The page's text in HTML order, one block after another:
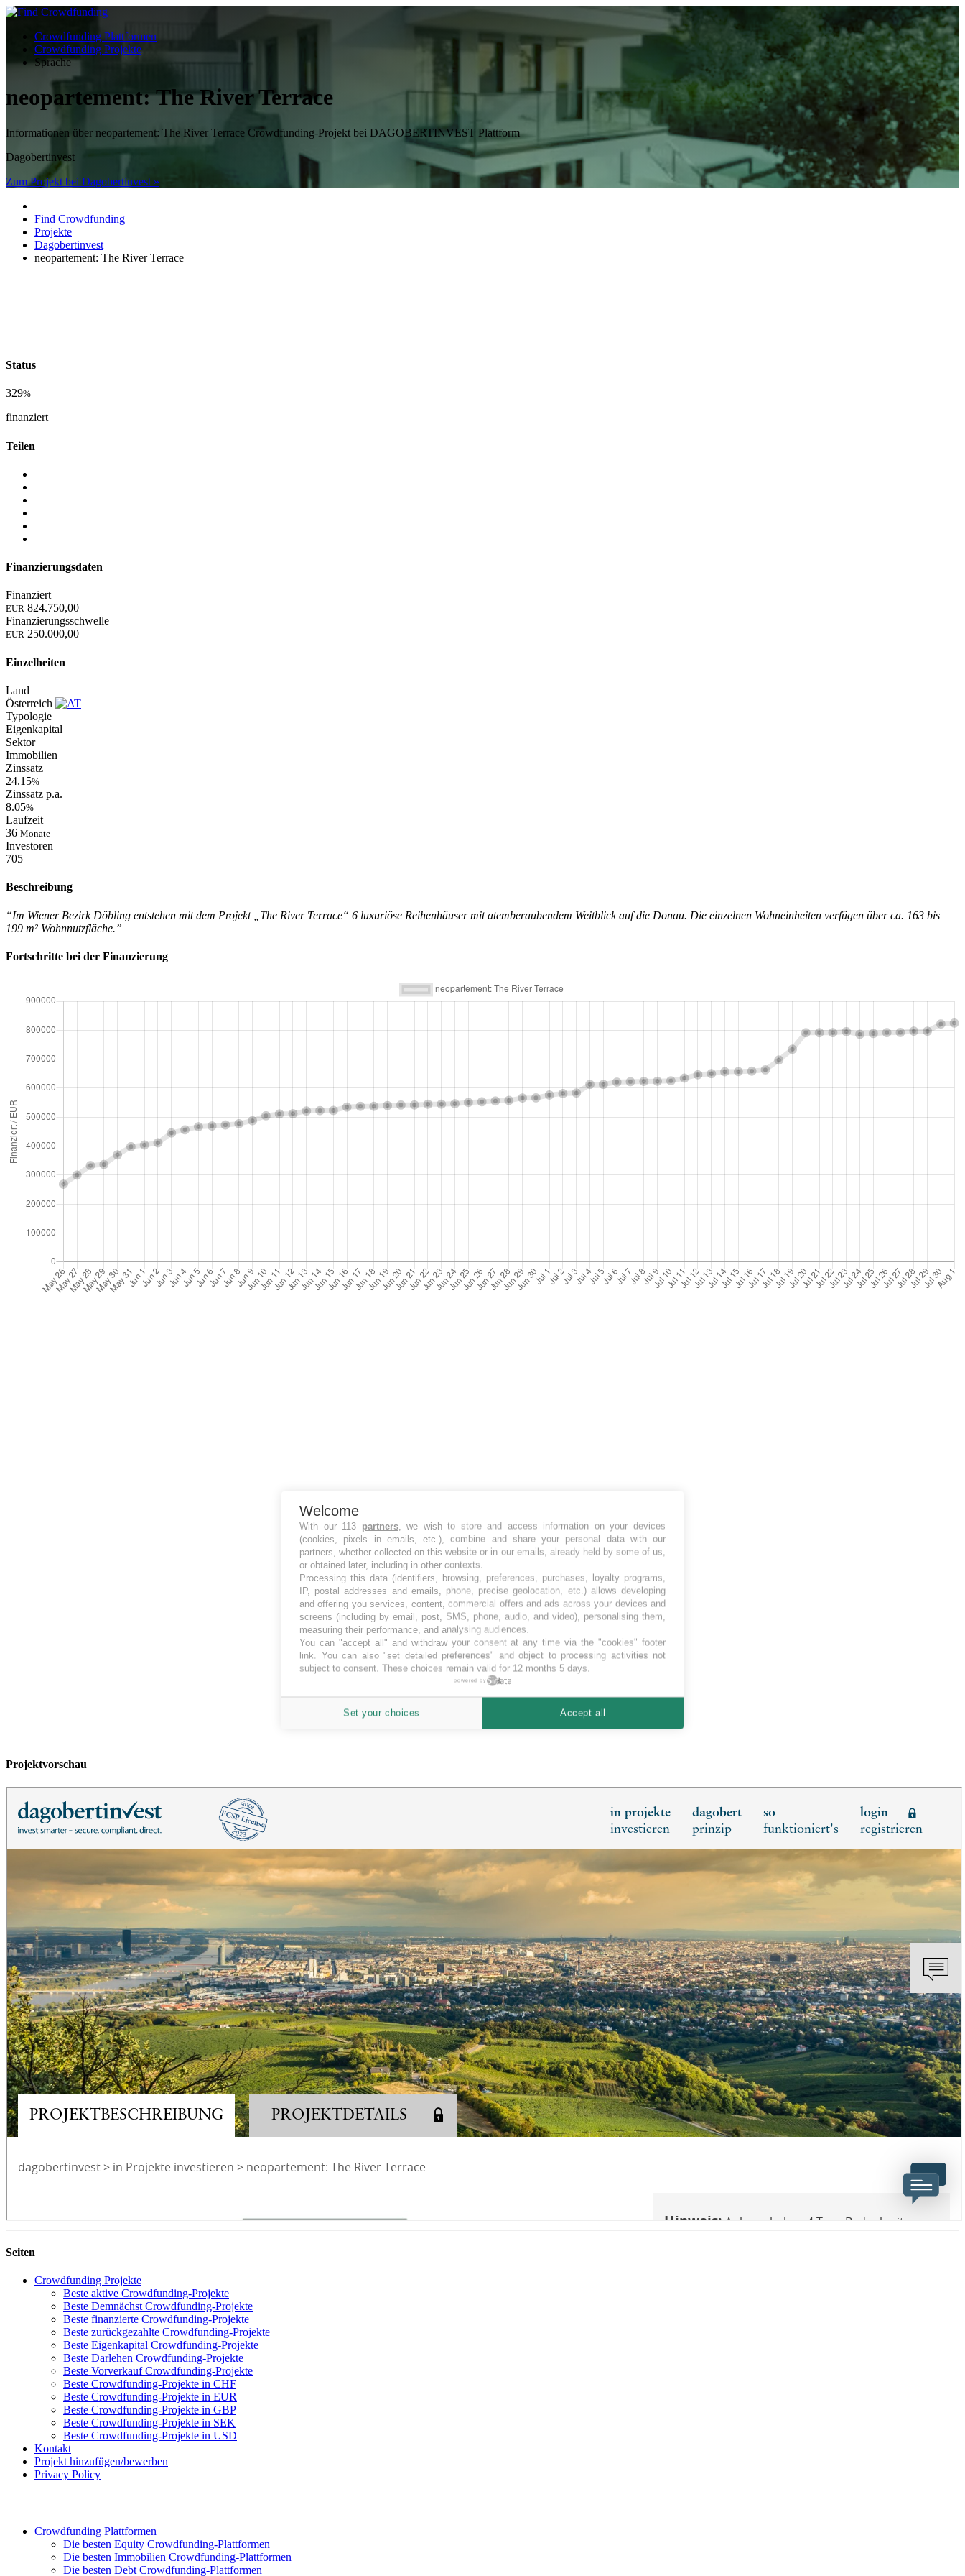
Crowdfunding Plattformen
Crowdfunding Projekte
Sprache
neopartement: The River Terrace
Informationen über neopartement: The River Terrace Crowdfunding-Projekt bei DAGOBERTINVEST Plattform
Dagobertinvest
Zum Projekt bei Dagobertinvest »
Find Crowdfunding
Projekte
Dagobertinvest
neopartement: The River Terrace
Status
329%
finanziert
Teilen
Finanzierungsdaten
Finanziert
EUR 824.750,00
Finanzierungsschwelle
EUR 250.000,00
Einzelheiten
Land
Österreich
Typologie
Eigenkapital
Sektor
Immobilien
Zinssatz
24.15%
Zinssatz p.a.
8.05%
Laufzeit
36 Monate
Investoren
705
Beschreibung
“Im Wiener Bezirk Döbling entstehen mit dem Projekt „The River Terrace“ 6 luxuriöse Reihenhäuser mit atemberaubendem Weitblick auf die Donau. Die einzelnen Wohneinheiten verfügen über ca. 163 bis
199 m² Wohnnutzfläche.”
Fortschritte bei der Finanzierung
Projektvorschau
Seiten
Crowdfunding Projekte
Beste aktive Crowdfunding-Projekte
Beste Demnächst Crowdfunding-Projekte
Beste finanzierte Crowdfunding-Projekte
Beste zurückgezahlte Crowdfunding-Projekte
Beste Eigenkapital Crowdfunding-Projekte
Beste Darlehen Crowdfunding-Projekte
Beste Vorverkauf Crowdfunding-Projekte
Beste Crowdfunding-Projekte in CHF
Beste Crowdfunding-Projekte in EUR
Beste Crowdfunding-Projekte in GBP
Beste Crowdfunding-Projekte in SEK
Beste Crowdfunding-Projekte in USD
Kontakt
Projekt hinzufügen/bewerben
Privacy Policy
Crowdfunding Plattformen
Die besten Equity Crowdfunding-Plattformen
Die besten Immobilien Crowdfunding-Plattformen
Die besten Debt Crowdfunding-Plattformen
Welcome
With our 113 partners, we wish to store and access information on your devices
(cookies, pixels in emails, etc.), combine and share your personal data with our
partners, whether collected on this website or in our emails, already held by some of us,
or obtained later, including in other contexts.
Processing this data (identifiers, browsing, preferences, purchases, loyalty programs,
IP, postal addresses and emails, phone, precise geolocation, etc.) allows developing
and offering you services, content, commercial offers and ads across your devices and
screens (including by email, post, SMS, phone, audio, and video), personalising them,
measuring their performance, and analysing audiences.
You can "accept all" and withdraw your consent at any time via the "cookies" footer
link. You can also "set detailed preferences" and object to processing activities not
subject to consent. These choices remain valid for 12 months 5 days.
powered by
Set your choices Accept all